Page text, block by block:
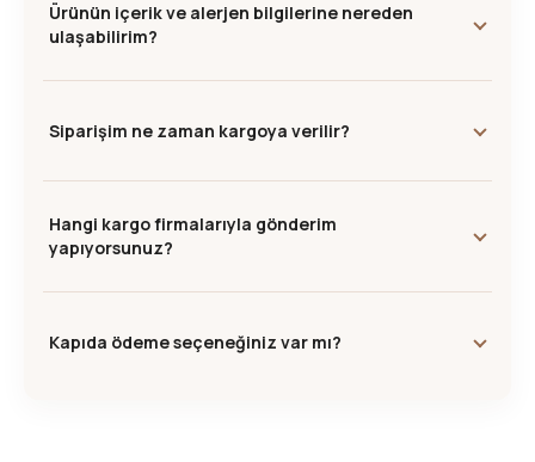
Ürünün içerik ve alerjen bilgilerine nereden
ulaşabilirim?
Siparişim ne zaman kargoya verilir?
Hangi kargo firmalarıyla gönderim
yapıyorsunuz?
Kapıda ödeme seçeneğiniz var mı?